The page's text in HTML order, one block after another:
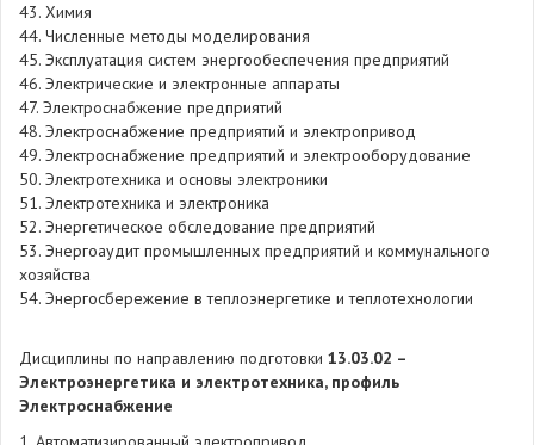
43. Химия
44. Численные методы моделирования
45. Эксплуатация систем энергообеспечения предприятий
46. Электрические и электронные аппараты
47. Электроснабжение предприятий
48. Электроснабжение предприятий и электропривод
49. Электроснабжение предприятий и электрооборудование
50. Электротехника и основы электроники
51. Электротехника и электроника
52. Энергетическое обследование предприятий
53. Энергоаудит промышленных предприятий и коммунального
хозяйства
54. Энергосбережение в теплоэнергетике и теплотехнологии
Дисциплины по направлению подготовки 13.03.02 –
Электроэнергетика и электротехника, профиль
Электроснабжение